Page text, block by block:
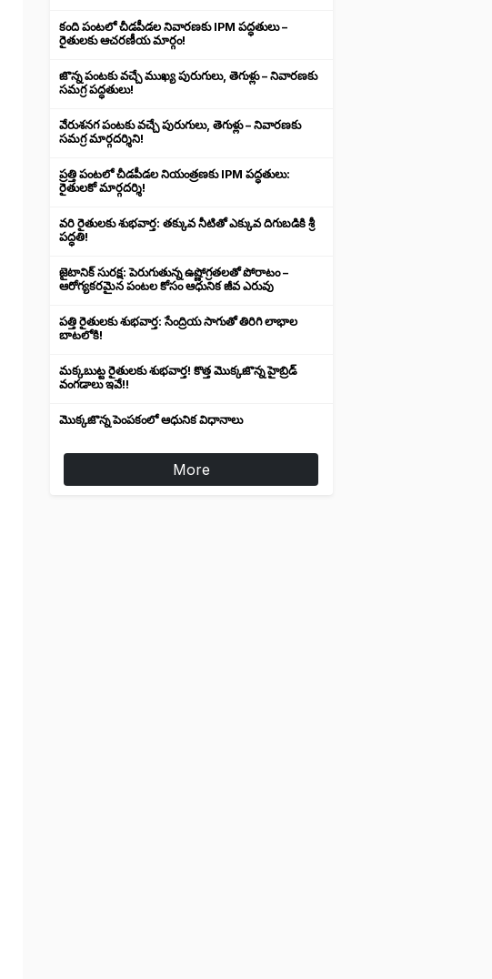
కంది పంటలో చీడపీడల నివారణకు IPM పద్ధతులు –
రైతులకు ఆచరణీయ మార్గం!
జొన్న పంటకు వచ్చే ముఖ్య పురుగులు, తెగుళ్లు – నివారణకు
సమగ్ర పద్ధతులు!
వేరుశనగ పంటకు వచ్చే పురుగులు, తెగుళ్లు – నివారణకు
సమగ్ర మార్గదర్శిని!
ప్రత్తి పంటలో చీడపీడల నియంత్రణకు IPM పద్ధతులు:
రైతులకో మార్గదర్శి!
వరి రైతులకు శుభవార్త: తక్కువ నీటితో ఎక్కువ దిగుబడికి శ్రీ
పద్ధతి!
జైటానిక్ సురక్ష: పెరుగుతున్న ఉష్ణోగ్రతలతో పోరాటం –
ఆరోగ్యకరమైన పంటల కోసం ఆధునిక జీవ ఎరువు
పత్తి రైతులకు శుభవార్త: సేంద్రియ సాగుతో తిరిగి లాభాల
బాటలోకి!
మక్కబుట్ట రైతులకు శుభవార్త! కొత్త మొక్కజొన్న హైబ్రిడ్
వంగడాలు ఇవే!!
మొక్కజొన్న పెంపకంలో ఆధునిక విధానాలు
More